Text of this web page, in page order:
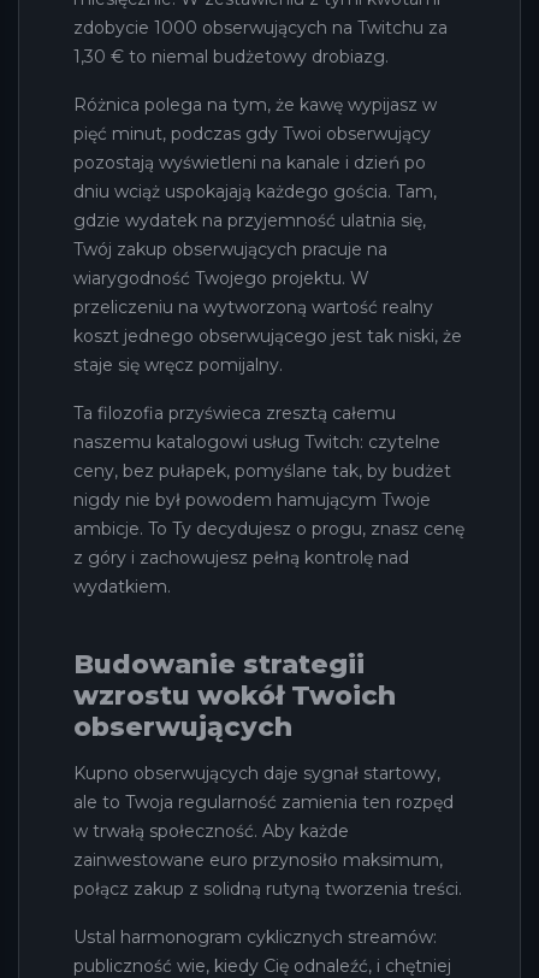
zdobycie 1000 obserwujących na Twitchu za
1,30 € to niemal budżetowy drobiazg.
Różnica polega na tym, że kawę wypijasz w
pięć minut, podczas gdy Twoi obserwujący
pozostają wyświetleni na kanale i dzień po
dniu wciąż uspokajają każdego gościa. Tam,
gdzie wydatek na przyjemność ulatnia się,
Twój zakup obserwujących pracuje na
wiarygodność Twojego projektu. W
przeliczeniu na wytworzoną wartość realny
koszt jednego obserwującego jest tak niski, że
staje się wręcz pomijalny.
Ta filozofia przyświeca zresztą całemu
naszemu katalogowi usług Twitch: czytelne
ceny, bez pułapek, pomyślane tak, by budżet
nigdy nie był powodem hamującym Twoje
ambicje. To Ty decydujesz o progu, znasz cenę
z góry i zachowujesz pełną kontrolę nad
wydatkiem.
Budowanie strategii
wzrostu wokół Twoich
obserwujących
Kupno obserwujących daje sygnał startowy,
ale to Twoja regularność zamienia ten rozpęd
w trwałą społeczność. Aby każde
zainwestowane euro przynosiło maksimum,
połącz zakup z solidną rutyną tworzenia treści.
Ustal harmonogram cyklicznych streamów:
publiczność wie, kiedy Cię odnaleźć, i chętniej